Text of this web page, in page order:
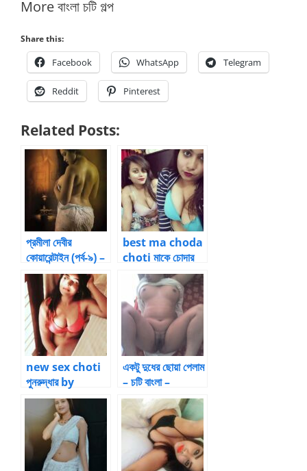
More বাংলা চটি গল্প
Share this:
Facebook WhatsApp Telegram
Reddit Pinterest
Related Posts:
প্রমীলা দেবীর
কোয়ারেন্টাইন (পর্ব-৯) –
আত্মকাহিনী
best ma choda
choti মাকে চোদার
ফাদ – 29 by Raz-
s999
new sex choti
পুনরুদ্ধার by
Zak133
একটু দুধের ছোয়া পেলাম
– চটি বাংলা –